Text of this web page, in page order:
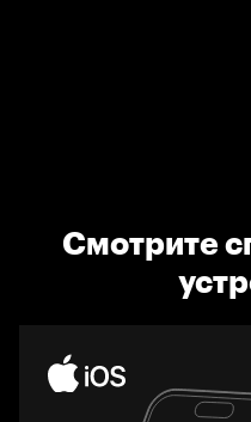
Смотрите